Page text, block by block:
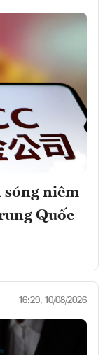
sóng niêm
Quốc
16:29, 10/08/2026